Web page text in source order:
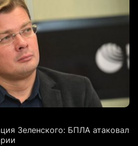
Зеленского: БПЛА атаковал